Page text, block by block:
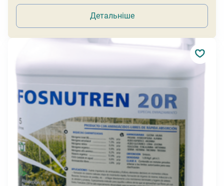
Детальніше